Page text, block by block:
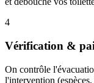
4
Vérification &
On contrôle
l'intervention